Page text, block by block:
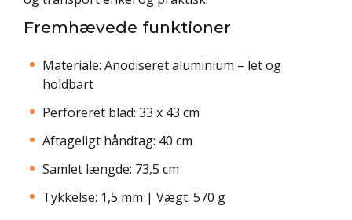
Fremhævede funktioner
Materiale: Anodiseret aluminium – let og
holdbart
Perforeret blad: 33 x 43 cm
Aftageligt håndtag: 40 cm
Samlet længde: 73,5 cm
Tykkelse: 1,5 mm | Vægt: 570 g